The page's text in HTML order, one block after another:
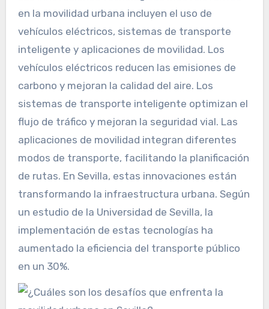
en la movilidad urbana incluyen el uso de
vehículos eléctricos, sistemas de transporte
inteligente y aplicaciones de movilidad. Los
vehículos eléctricos reducen las emisiones de
carbono y mejoran la calidad del aire. Los
sistemas de transporte inteligente optimizan el
flujo de tráfico y mejoran la seguridad vial. Las
aplicaciones de movilidad integran diferentes
modos de transporte, facilitando la planificación
de rutas. En Sevilla, estas innovaciones están
transformando la infraestructura urbana. Según
un estudio de la Universidad de Sevilla, la
implementación de estas tecnologías ha
aumentado la eficiencia del transporte público
en un 30%.